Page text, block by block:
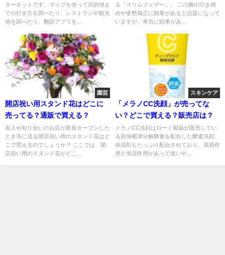
ターネットです。マップを使って目的地ま
での行き方を調べたり、レストランや観光
地を調べたり、翻訳アプリを...
る「スリムフェザー」。 二の腕の引き締
めや姿勢矯正に効果があると話題になって
いますが、本当に効果があ...
園芸
開店祝い用スタンド花はどこに
売ってる？通販で買える？
有人や知り合いのお店が新規オープンした
とき等に送る開店祝い用のスタンド花はど
こで買えるのでしょうか？ ここでは、開
店祝い用のスタンド花がどこ...
スキンケア
「メラノCC洗顔」が売ってな
い？どこで買える？販売店は？
メラノCC洗顔はロート製薬が販売してい
る担保櫛津分解酵素を配合した酵素洗顔。
保湿剤もたっぷり配合されており、美肌作
用と保湿作用があって使いや...